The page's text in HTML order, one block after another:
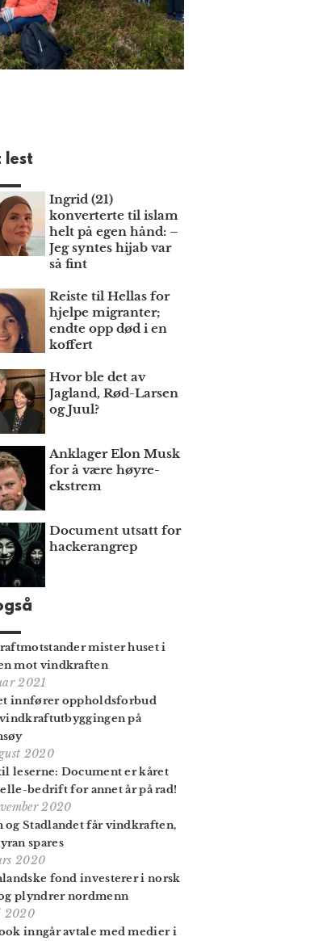
lest
Ingrid (21)
konverterte til islam
helt på egen hånd: –
Jeg syntes hijab var
så fint
Reiste til Hellas for
hjelpe migranter;
endte opp død i en
koffert
Hvor ble det av
Jagland, Rød-Larsen
og Juul?
Anklager Elon Musk
for å være høyre­
ekstrem
Document utsatt for
hackerangrep
mister huset i
mot vindkraften
2021
innfører oppholdsforbud
på
2020
leserne: Document er kåret
bedrift for annet år på rad!
2020
og Stadlandet får vindkraften,
spares
2020
fond investerer i norsk
plyndrer nordmenn
2020
inngår avtale med medier i